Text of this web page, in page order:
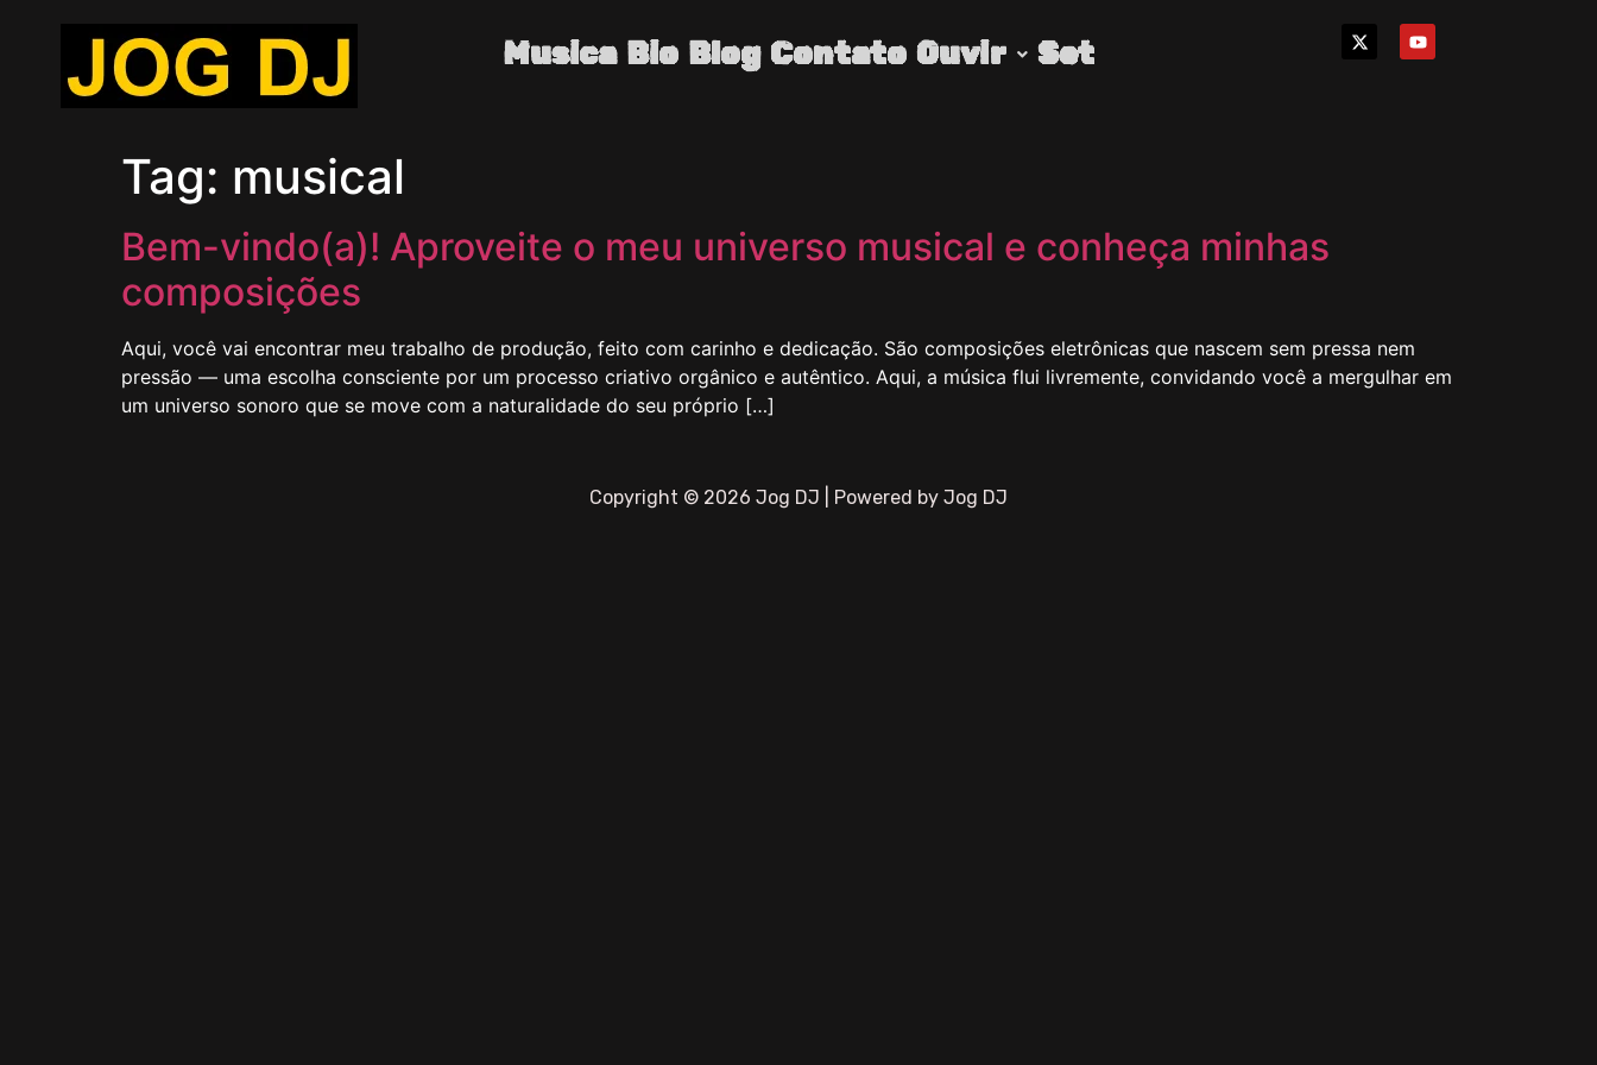
Musica Bio Blog Contato Ouvir Set
Tag: musical
Bem-vindo(a)! Aproveite o meu universo musical e conheça minhas
composições
Aqui, você vai encontrar meu trabalho de produção, feito com carinho e dedicação. São composições eletrônicas que nascem sem pressa nem
pressão — uma escolha consciente por um processo criativo orgânico e autêntico. Aqui, a música flui livremente, convidando você a mergulhar em
um universo sonoro que se move com a naturalidade do seu próprio […]
Copyright © 2026 Jog DJ | Powered by Jog DJ